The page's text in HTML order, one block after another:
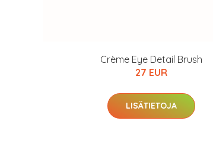
Crème Eye Detail Brush
27 EUR
LISÄTIETOJA